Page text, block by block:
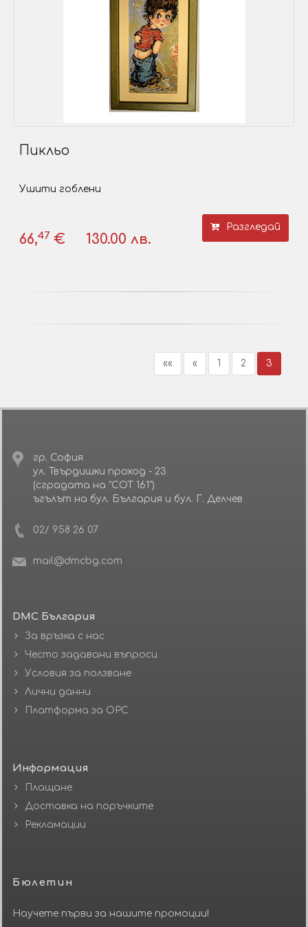
Пикльо
Ушити гоблени
66,47 € 130.00 лв.
Разгледай
«« « 1 2 3
гр. София
ул. Твърдишки проход - 23
(сградата на "СОТ 161")
ъгълът на бул. България и бул. Г. Делчев
02/ 958 26 07
mail@dmcbg.com
DMC България
За връзка с нас
Често задавани въпроси
Условия за ползване
Лични данни
Платформа за ОРС
Информация
Плащане
Доставка на поръчките
Рекламации
Бюлетин
Научете първи за нашите промоции!